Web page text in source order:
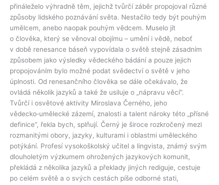
přináleželo výhradně těm, jejichž tvůrčí záběr propojoval různé
způsoby lidského poznávání světa. Nestačilo tedy být pouhým
umělcem, anebo naopak pouhým vědcem. Muselo jít
o člověka, který se věnoval obojímu – umění i vědě, neboť
v době renesance báseň vypovídala o světě stejně zásadním
způsobem jako výsledky vědeckého bádání a pouze jejich
propojováním bylo možné podat svědectví o světě v jeho
úplnosti. Od renesančního člověka se dále očekávalo, že
ovládá několik jazyků a také že usiluje o „nápravu věcí“.
Tvůrčí i osvětové aktivity Miroslava Černého, jeho
vědecko‑umělecké zázemí, znalosti a talent nároky této „přísné
definice“, řekla bych, splňují. Černý je široce rozkročený mezi
rozmanitými obory, jazyky, kulturami i oblastmi uměleckého
potýkání. Profesí vysokoškolský učitel a lingvista, známý svým
dlouholetým výzkumem ohrožených jazykových komunit,
překládá z několika jazyků a překlady jiných rediguje, cestuje
po celém světě a o svých cestách píše odborné stati,